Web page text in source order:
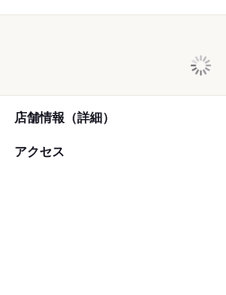
店舗情報（詳細）
アクセス